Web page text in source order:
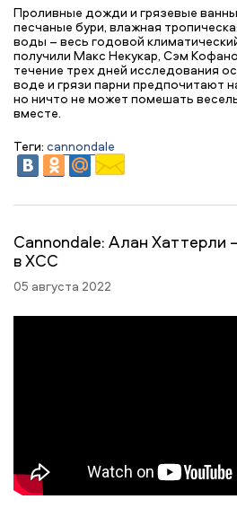
Проливные дожди и грязевые
песчаные бури, влажная
воды – весь годовой
получили Макс Некукар, Сэм
течение трех дней исследования
воде и грязи парни предпочитают
но ничто не может помешать
вместе.
Теги: cannondale
Cannondale: Алан Хаттерли
в XCC
05 августа 2022